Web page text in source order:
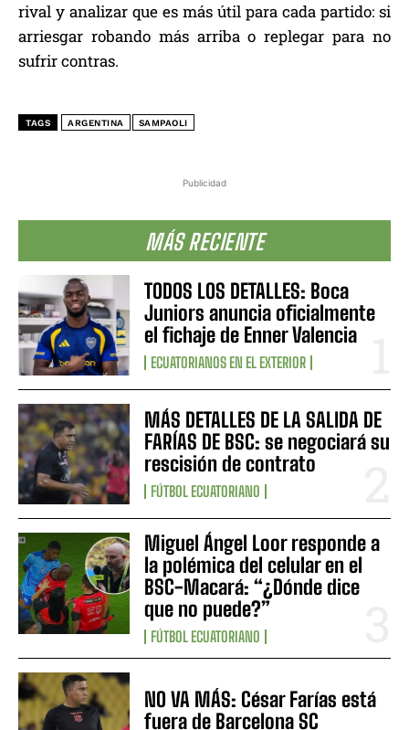
Publicidad
MÁS RECIENTE
TODOS LOS DETALLES: Boca
Juniors anuncia oficialmente
el fichaje de Enner Valencia
ECUATORIANOS EN EL EXTERIOR
MÁS DETALLES DE LA SALIDA DE
FARÍAS DE BSC: se negociará su
rescisión de contrato
FÚTBOL ECUATORIANO
Miguel Ángel Loor responde a
la polémica del celular en el
BSC-Macará: “¿Dónde dice
que no puede?”
FÚTBOL ECUATORIANO
NO VA MÁS: César Farías está
fuera de Barcelona SC
rival y analizar que es más útil para cada partido: si
arriesgar robando más arriba o replegar para no
sufrir contras.
TAGS ARGENTINA SAMPAOLI